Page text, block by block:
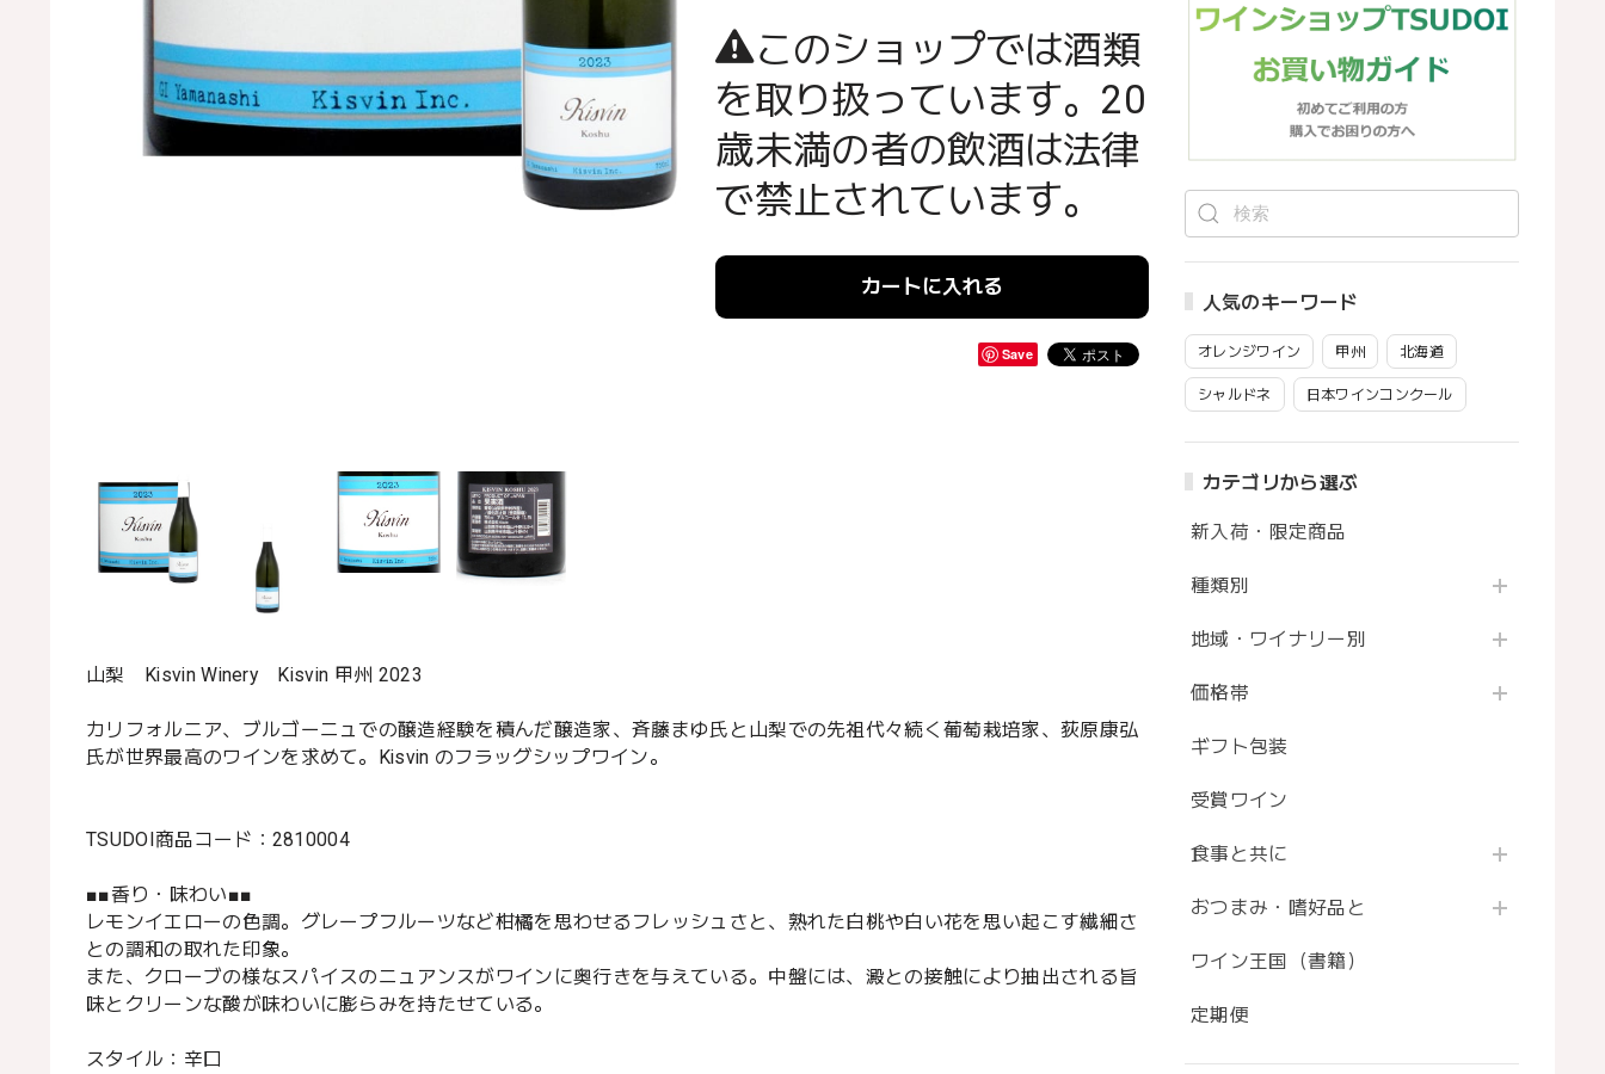
人気のキーワード
オレンジワイン 甲州 北海道
シャルドネ 日本ワインコンクール
カテゴリから選ぶ
新入荷・限定商品
種類別
地域・ワイナリー別
価格帯
ギフト包装
受賞ワイン
食事と共に
おつまみ・嗜好品と
ワイン王国（書籍）
定期便
このショップでは酒類
を取り扱っています。20
歳未満の者の飲酒は法律
で禁止されています。
カートに入れる
Save
山梨 Kisvin Winery Kisvin 甲州 2023
カリフォルニア、ブルゴーニュでの醸造経験を積んだ醸造家、斉藤まゆ氏と山梨での先祖代々続く葡萄栽培家、荻原康弘
氏が世界最高のワインを求めて。Kisvin のフラッグシップワイン。
TSUDOI商品コード：2810004
■■香り・味わい■■
レモンイエローの色調。グレープフルーツなど柑橘を思わせるフレッシュさと、熟れた白桃や白い花を思い起こす繊細さ
との調和の取れた印象。
また、クローブの様なスパイスのニュアンスがワインに奥行きを与えている。中盤には、澱との接触により抽出される旨
味とクリーンな酸が味わいに膨らみを持たせている。
スタイル：辛口